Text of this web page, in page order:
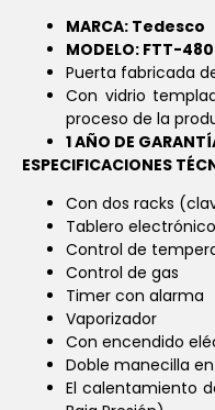
MARCA: Tedesco
MODELO: FTT-480
Puerta fabricada
Con vidrio
proceso de la
1 AÑO DE
ESPECIFICACIONES
Con dos racks
Tablero electrónico
Control de
Control de gas
Timer con alarma
Vaporizador
Con encendido
Doble manecilla
El calentamiento